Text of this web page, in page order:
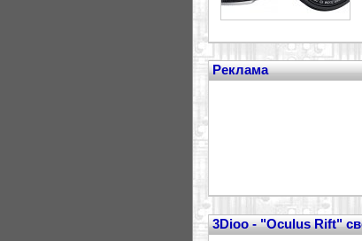
Реклама
3Dioo - "Oculus Rift"